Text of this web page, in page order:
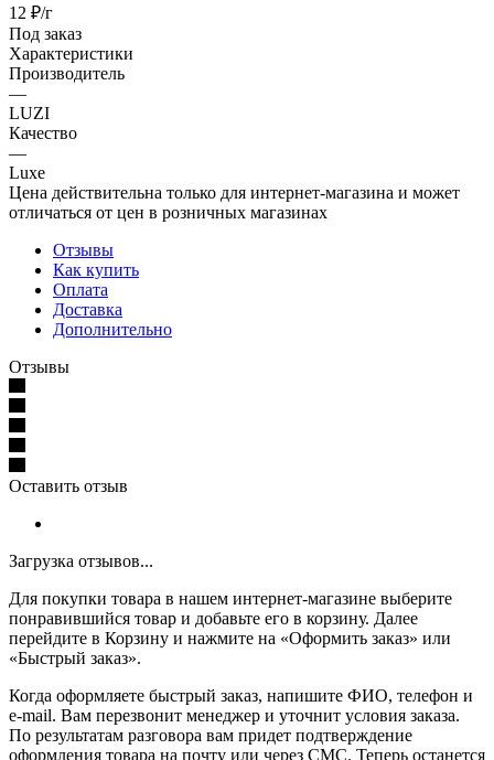
12 ₽/г
Под заказ
Характеристики
Производитель
—
LUZI
Качество
—
Luxe
Цена действительна только для интернет-магазина и может
отличаться от цен в розничных магазинах
Отзывы
Как купить
Оплата
Доставка
Дополнительно
Отзывы
Оставить отзыв
Загрузка отзывов...
Для покупки товара в нашем интернет-магазине выберите
понравившийся товар и добавьте его в корзину. Далее
перейдите в Корзину и нажмите на «Оформить заказ» или
«Быстрый заказ».
Когда оформляете быстрый заказ, напишите ФИО, телефон и
e-mail. Вам перезвонит менеджер и уточнит условия заказа.
По результатам разговора вам придет подтверждение
оформления товара на почту или через СМС. Теперь останется